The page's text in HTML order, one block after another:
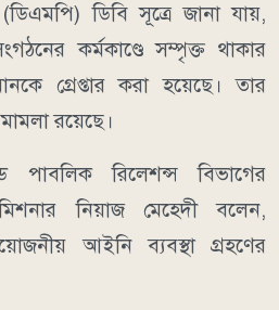
ডিবি সূত্রে জানা যায়,
কর্মকাণ্ডে সম্পৃক্ত থাকার
গ্রেপ্তার করা হয়েছে। তার
রয়েছে।
পাবলিক রিলেশন্স বিভাগের
নিয়াজ মেহেদী বলেন,
আইনি ব্যবস্থা গ্রহণের